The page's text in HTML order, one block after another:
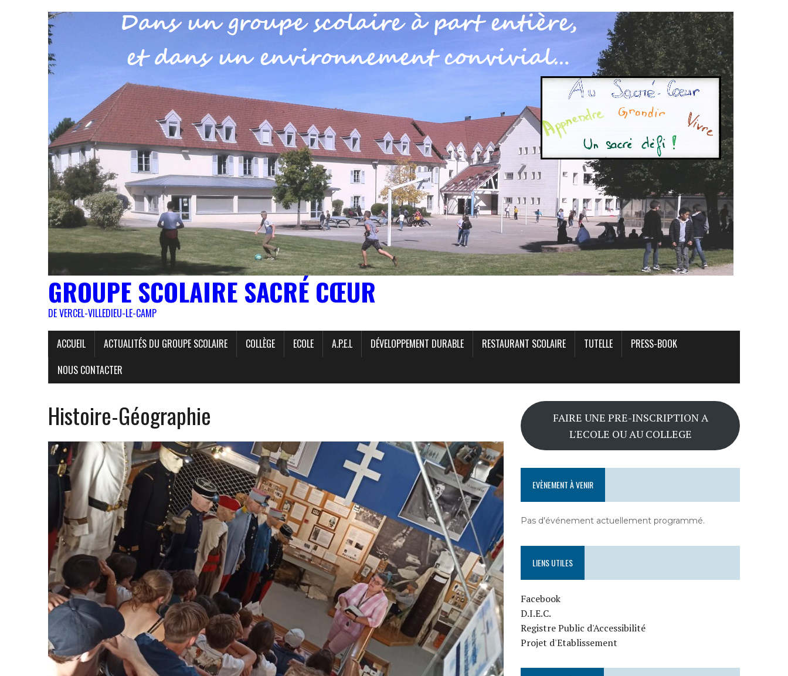
GROUPE SCOLAIRE SACRÉ CŒUR
DE VERCEL-VILLEDIEU-LE-CAMP
ACCUEIL ACTUALITÉS DU GROUPE SCOLAIRE COLLÈGE ECOLE A.P.E.L DÉVELOPPEMENT DURABLE RESTAURANT SCOLAIRE TUTELLE
PRESS-BOOK
NOUS CONTACTER
Histoire-Géographie
FAIRE UNE PRE-INSCRIPTION A
L'ECOLE OU AU COLLEGE
EVÈNEMENT À VENIR
Pas d'événement actuellement programmé.
LIENS UTILES
Facebook
D.I.E.C.
Registre Public d'Accessibilité
Projet d'Etablissement